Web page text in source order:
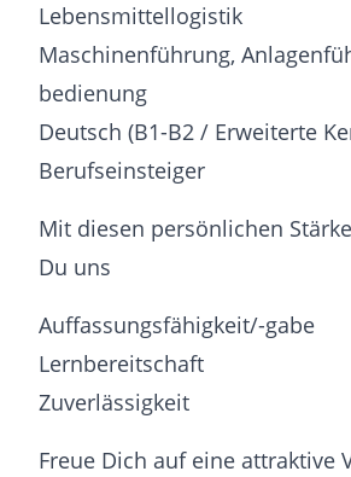
Lebensmittellogistik
Maschinenführung,
bedienung
Deutsch (B1-B2 / Erweiterte
Berufseinsteiger
Mit diesen persönlichen
Du uns
Auffassungsfähigkeit/-gabe
Lernbereitschaft
Zuverlässigkeit
Freue Dich auf eine attraktive